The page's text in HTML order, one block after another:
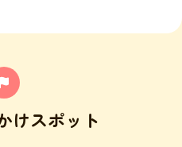
けスポット